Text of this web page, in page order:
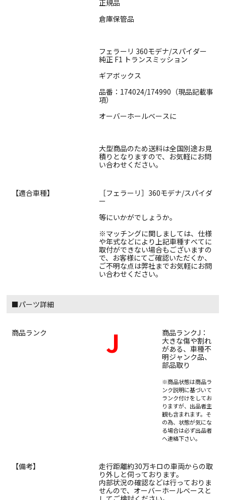
正規品
倉庫保管品
フェラーリ 360モデナ/スパイダー
純正 F1 トランスミッション
ギアボックス
品番：174024/174990（現品記載事
項）
オーバーホールベースに
大型商品のため送料は全国別途お見
積りとなりますので、お気軽にお問
い合わせください。
【適合車種】
［フェラーリ］360モデナ/スパイダ
ー
等にいかがでしょうか。
※マッチングに関しましては、仕様
や年式などにより上記車種すべてに
取付ができない場合もございますの
で、お客様にてご確認いただくか、
ご不明な点は弊社までお気軽にお問
い合わせください。
■パーツ詳細
商品ランク J
商品ランクJ：
大きな傷や割れ
がある、車種不
明ジャンク品、
部品取り
※商品状態は商品ラ
ンク説明に基づいて
ランク付けをしてお
りますが、出品者主
観も含まれます。そ
の為、状態が気にな
る場合は必ず出品者
へ連絡下さい。
【備考】
走行距離約30万キロの車両からの取
り外しと伺っております。
内部状況の確認などは行っておりま
せんので、オーバーホールベースと